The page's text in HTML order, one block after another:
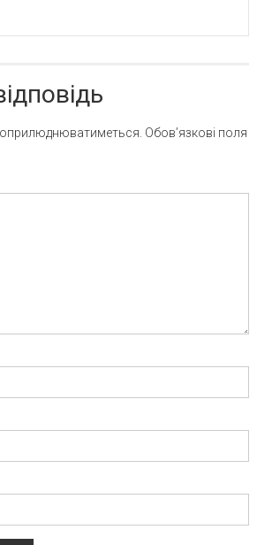
Обов’язкові поля